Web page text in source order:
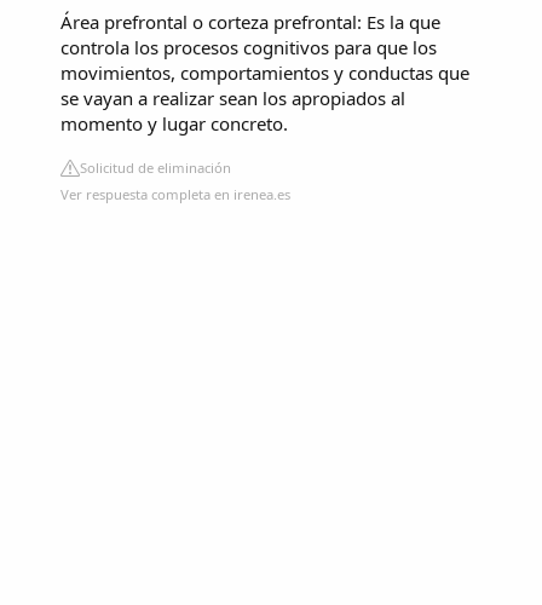
Área prefrontal o corteza prefrontal: Es la que
controla los procesos cognitivos para que los
movimientos, comportamientos y conductas que
se vayan a realizar sean los apropiados al
momento y lugar concreto.
Solicitud de eliminación
Ver respuesta completa en irenea.es